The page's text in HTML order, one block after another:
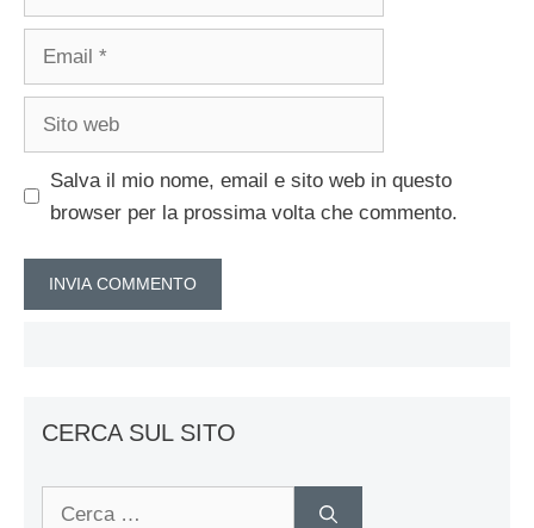
Salva il mio nome, email e sito web in questo
browser per la prossima volta che commento.
CERCA SUL SITO
Ricerca